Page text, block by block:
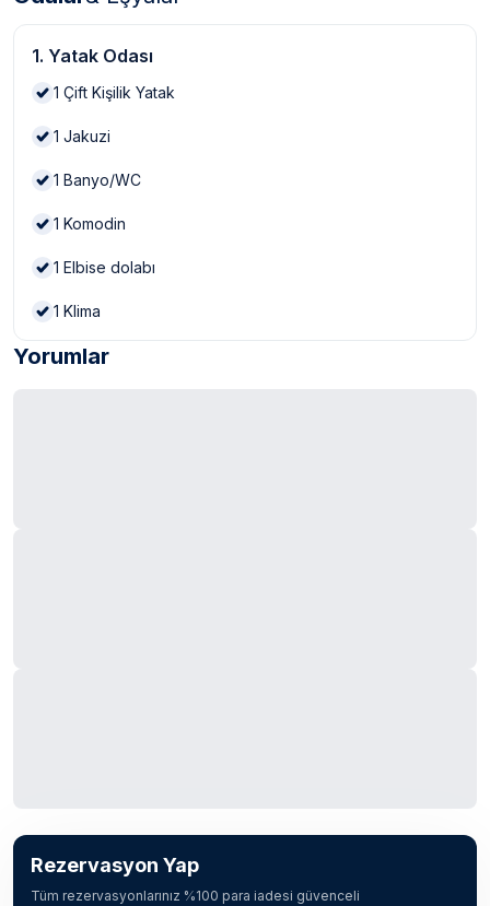
1. Yatak Odası
1 Çift Kişilik Yatak
1 Jakuzi
1 Banyo/WC
1 Komodin
1 Elbise dolabı
1 Klima
Yorumlar
Rezervasyon Yap
Tüm rezervasyonlarınız %100 para iadesi güvenceli